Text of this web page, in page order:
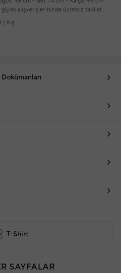
giyim alışverişlerinizde ücretsiz tadilat
Kış
T-Shirt
SAYFALAR